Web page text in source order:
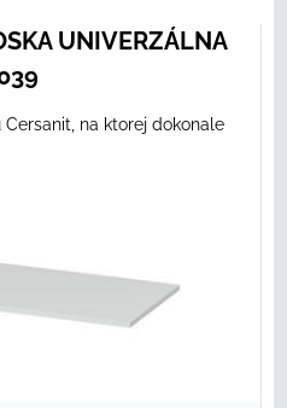
UNIVERZÁLNA
na ktorej dokonale